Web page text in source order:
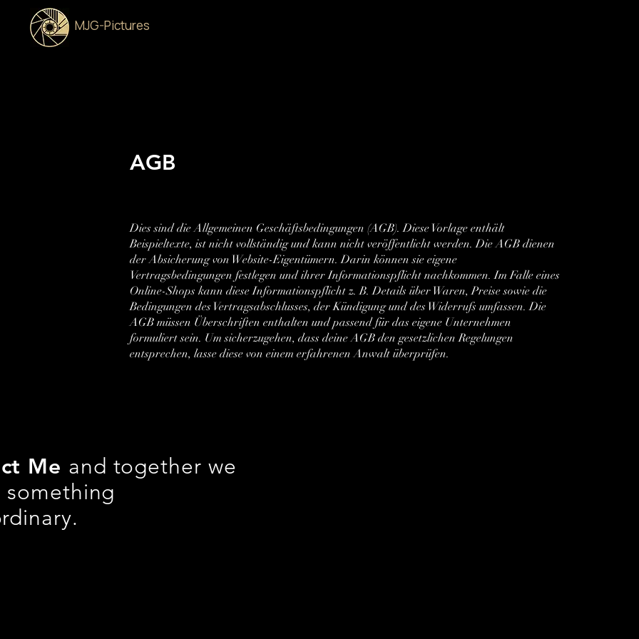
MJG-Pictures
AGB
Dies sind die Allgemeinen Geschäftsbedingungen (AGB). Diese Vorlage enthält
Beispieltexte, ist nicht vollständig und kann nicht veröffentlicht werden. Die AGB dienen
der Absicherung von Website-Eigentümern. Darin können sie eigene
Vertragsbedingungen festlegen und ihrer Informationspflicht nachkommen. Im Falle eines
Online-Shops kann diese Informationspflicht z. B. Details über Waren, Preise sowie die
Bedingungen des Vertragsabschlusses, der Kündigung und des Widerrufs umfassen. Die
AGB müssen Überschriften enthalten und passend für das eigene Unternehmen
formuliert sein. Um sicherzugehen, dass deine AGB den gesetzlichen Regelungen
entsprechen, lasse diese von einem erfahrenen Anwalt überprüfen.
Me and together we
something